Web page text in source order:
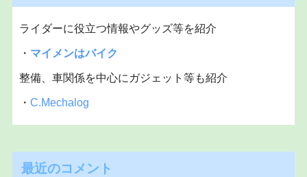
ライダーに役立つ情報やグッズ等を紹介
・ マイメンはバイク
整備、車関係を中心にガジェット等も紹介
・ C.Mechalog
最近のコメント